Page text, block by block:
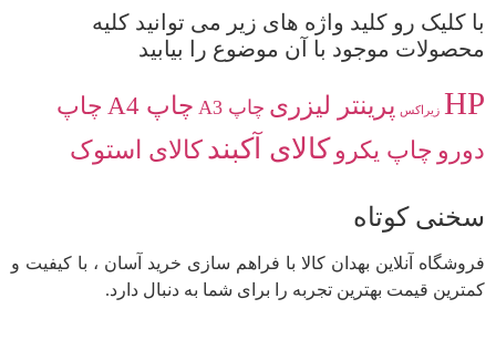
با کلیک رو کلید واژه های زیر می توانید کلیه
محصولات موجود با آن موضوع را بیابید
HP زیراکس پرینتر لیزری چاپ A3 چاپ A4
چاپ
دورو چاپ یکرو کالای آکبند کالای استوک
سخنی کوتاه
فروشگاه آنلاین بهدان کالا با فراهم سازی خرید آسان ، با کیفیت و
کمترین قیمت بهترین تجربه را برای شما به دنبال دارد.